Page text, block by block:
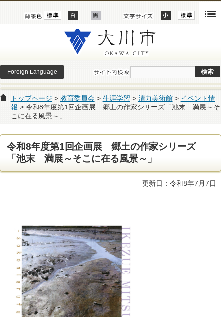
Foreign Language
トップページ > 教育委員会> 生涯学習 > 清力美術館> イベント情
報 > 令和8年度第1回企画展 郷土の作家シリーズ「池末 満展～そ
こに在る風景～」
令和8年度第1回企画展 郷土の作家シリーズ
「池末 満展～そこに在る風景～」
更新日：令和8年7月7日